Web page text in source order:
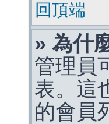
回頂端
» 為什
管理員
表。這
的會員